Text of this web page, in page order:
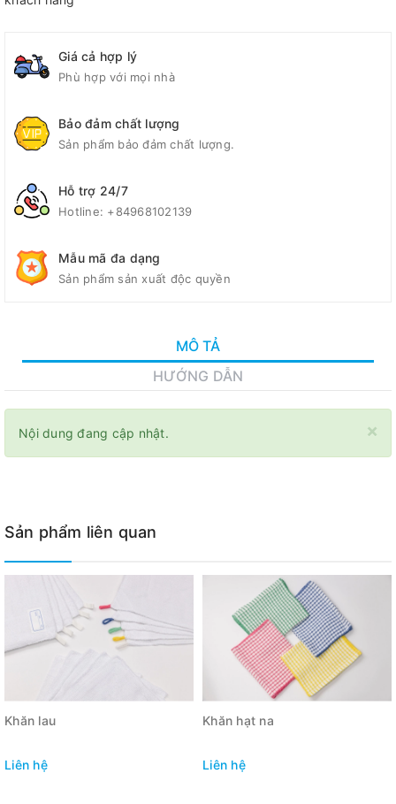
Giá cả hợp lý
Phù hợp với mọi nhà
Bảo đảm chất lượng
Sản phẩm bảo đảm chất lượng.
Hỗ trợ 24/7
Hotline: +84968102139
Mẫu mã đa dạng
Sản phẩm sản xuất độc quyền
MÔ TẢ
HƯỚNG DẪN
×
Nội dung đang cập nhật.
Sản phẩm liên quan
Khăn lau
Liên hệ
Khăn hạt na
Liên hệ